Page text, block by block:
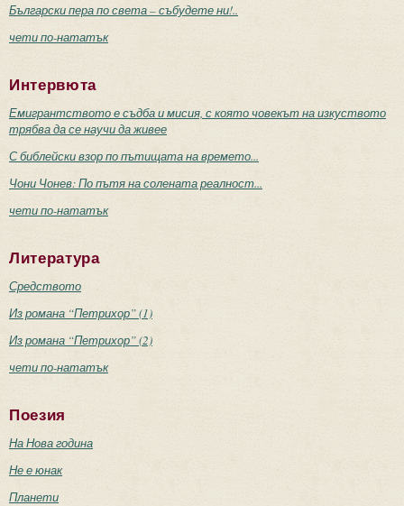
Български пера по света – събудете ни!..
чети по-нататък
Интервюта
Емигрантството е съдба и мисия, с която човекът на изкуството
трябва да се научи да живее
С библейски взор по пътищата на времето...
Чони Чонев: По пътя на солената реалност...
чети по-нататък
Литература
Средството
Из романа “Петрихор” (1)
Из романа “Петрихор” (2)
чети по-нататък
Поезия
На Нова година
Не е юнак
Планети